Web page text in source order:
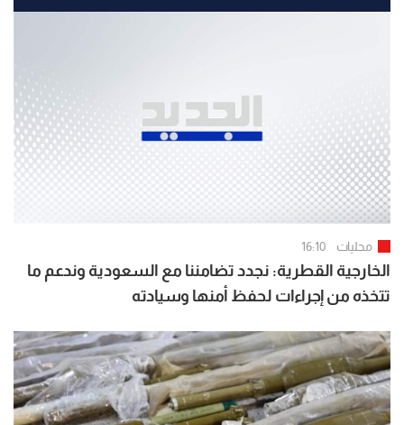
محليات 16:10
الخارجية القطرية: نجدد تضامننا مع السعودية وندعم ما
تتخذه من إجراءات لحفظ أمنها وسيادته